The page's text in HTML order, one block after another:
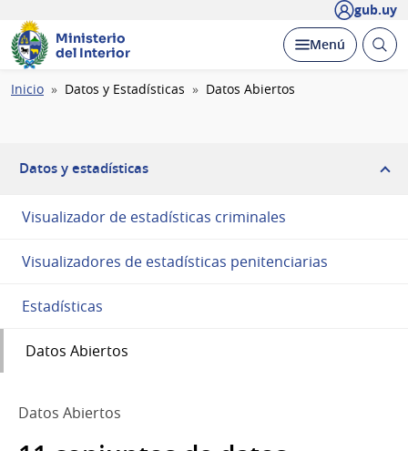
gub.uy
Ministerio
del Interior
Desplegar
Menú Abrir
Ruta
Inicio Datos y Estadísticas Datos Abiertos
Datos y estadísticas
Visualizador de estadísticas criminales
Visualizadores de estadísticas penitenciarias
Estadísticas
Datos Abiertos
Datos Abiertos